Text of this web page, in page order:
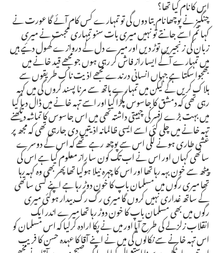
اس کا نام کیا تھا؟
چنگیز نے پوچھا نام بتا دوں گی تو تمہارے کس کام آئے گا عورت نے
کہا تم اسے جانتے تو نہیں میری بات سنو تمہاری محبت نے میری
زبان کی زنجیریں توڑ دیں اور میرے دل کے دروازے کھول دئیے ہیں
میں تمہارے آگے ایسا راز فاش کر رہی ہوں جو مجھے قید خانے میں
بھجوا سکتا ہے جہاں انسانی درندے مجھے اذیت ناک طریقوں سے
ہلاک کریں گے لیکن میں تمہارے ہاتھ سے مرنا پسند کروں گی میں کہہ
رہی تھی کہ دمشق کا جاسوس پکڑا گیا اور اسے تہہ خانے میں ڈال دیا گیا
میں بہت بڑے افسر کی چہیتی داشتہ تھی میں اس جاسوس کا تماشہ دیکھنے
تہہ خانے میں چلی گئی اسے ایسی ظالمانہ اذیتیں دی جارہی تھی کہ مجھ پر
غشی طاری ہونے لگی اس سے پوچھ رہے تھے کہ اس کے دوسرے
ساتھی کہاں اور اس نے اب تک کون سا راز معلوم کیا ہے اس کی
پیٹھ سے خون بہہ رہا تھا اور اس کا چہرہ نیلا ہوگیا تھا پھر بھی وہ کہہ رہا
تھا میری رگوں میں مسلمان باپ کا خون دوڑ رہا ہے اپنے کسی ساتھی
کے ساتھ غداری نہیں کروں گا میری رگ رگ بیدار ہوگئی میری
رگوں میں بھی مسلمان باپ کا خون دوڑ رہا تھا میرے اندر ایک
انقلاب زلزلے کی طرح آیا اور میں نے پکا ارادہ کرلیا کہ اس مسلمان کو
اس تہہ خانے سے نکالوں گی میں نے اپنے آقا کا عہدہ حسن کا فریب